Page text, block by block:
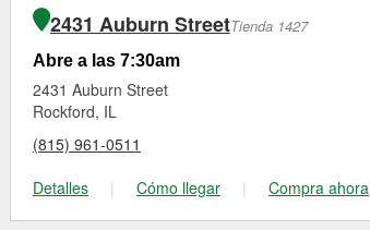
2431 Auburn StreetTienda 1427
Abre a las 7:30am
2431 Auburn Street
Rockford, IL
(815) 961-0511
Detalles
| Cómo llegar | Compra ahora